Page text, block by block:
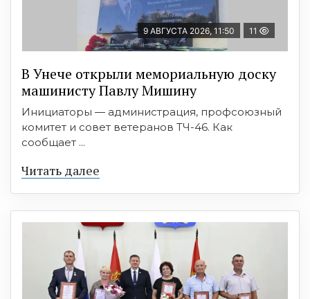
9 АВГУСТА 2026, 11:50 11
В Унече открыли мемориальную доску
машинисту Павлу Мишину
Инициаторы — администрация, профсоюзный
комитет и совет ветеранов ТЧ-46. Как
сообщает ...
Читать далее